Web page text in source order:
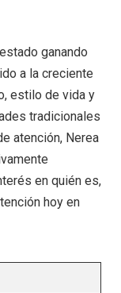
ganando
a la creciente
estilo de vida y
tradicionales
atención, Nerea
en quién es,
hoy en